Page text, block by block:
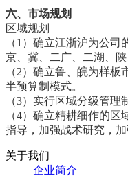
六、市场规划
区域规划
（1）确立江浙沪为公司
京、冀、二广、二湖、
（2）确立鲁、皖为样
半预算制模式。
（3）实行区域分级管理
（4）确立精耕细作的
指导，加强战术研究，
关于我们
企业简介